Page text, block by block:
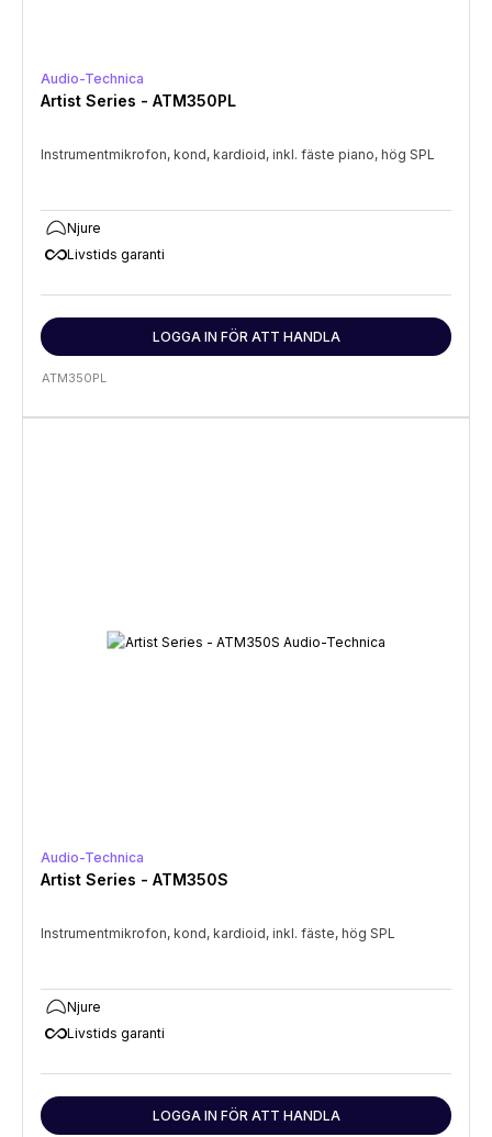
Audio-Technica
Artist Series - ATM350PL
Instrumentmikrofon, kond, kardioid, inkl. fäste piano, hög SPL
Njure
all_inclusiveLivstids garanti
LOGGA IN FÖR ATT HANDLA
ATM350PL
Audio-Technica
Artist Series - ATM350S
Instrumentmikrofon, kond, kardioid, inkl. fäste, hög SPL
Njure
all_inclusiveLivstids garanti
LOGGA IN FÖR ATT HANDLA